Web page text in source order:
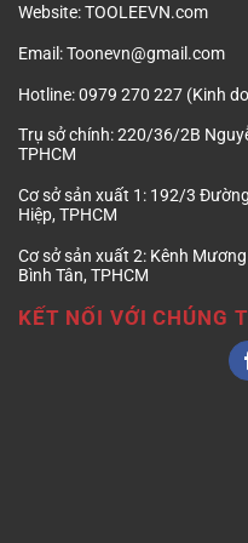
Website:TOOLEEVN.com
Email:Toonevn@gmail.com
Hotline:0979 270 227 (Kinh
Trụ sở chính:220/36/2B
TPHCM
Cơ sở sản xuất 1: 192/3
Hiệp, TPHCM
Cơ sở sản xuất 2: Kênh
Bình Tân, TPHCM
KẾT NỐI VỚI CHÚNG